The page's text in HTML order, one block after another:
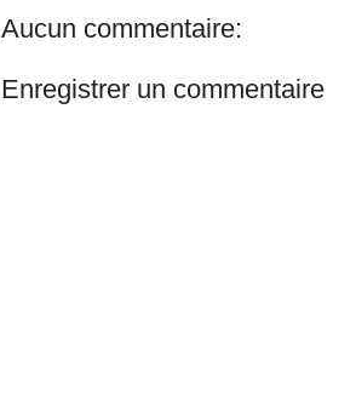
Aucun commentaire:
Enregistrer un commentaire